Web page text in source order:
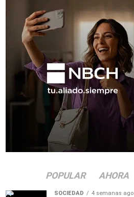
POPULAR AHORA
SOCIEDAD 4 semanas ago